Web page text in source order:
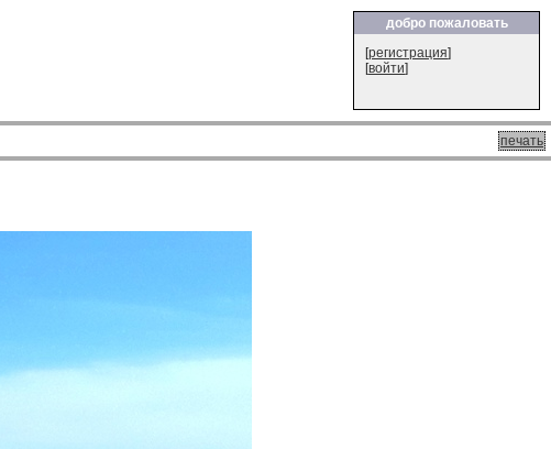
добро пожаловать
[регистрация]
[войти]
печать